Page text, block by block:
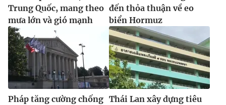
Trung Quốc, mang theo
mưa lớn và gió mạnh
đến thỏa thuận về eo
biển Hormuz
Pháp tăng cường chống Thái Lan xây dựng tiêu